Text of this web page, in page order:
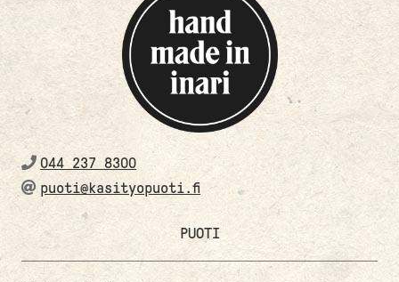
044 237 8300
puoti@kasityopuoti.fi
PUOTI